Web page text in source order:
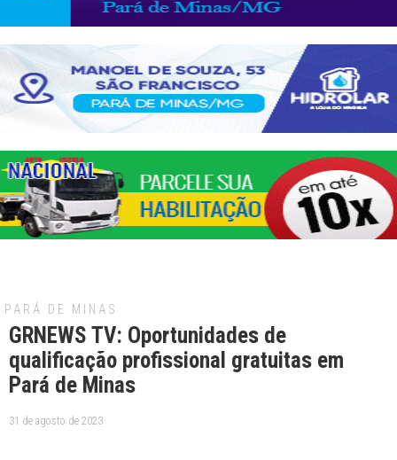
PARÁ DE MINAS
GRNEWS TV: Oportunidades de
qualificação profissional gratuitas em
Pará de Minas
31 de agosto de 2023